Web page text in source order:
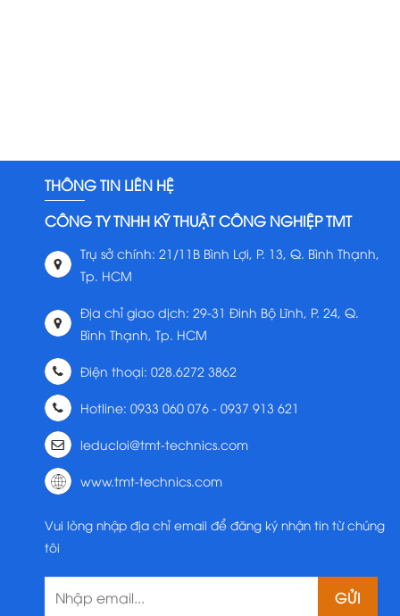
THÔNG TIN LIÊN HỆ
CÔNG TY TNHH KỸ THUẬT CÔNG NGHIỆP TMT
Trụ sở chính: 21/11B Bình Lợi, P. 13, Q. Bình Thạnh,
Tp. HCM
Địa chỉ giao dịch: 29-31 Đinh Bộ Lĩnh, P. 24, Q.
Bình Thạnh, Tp. HCM
Điện thoại: 028.6272 3862
Hotline: 0933 060 076 - 0937 913 621
leducloi@tmt-technics.com
www.tmt-technics.com
Vui lòng nhập địa chỉ email để đăng ký nhận tin từ chúng
tôi